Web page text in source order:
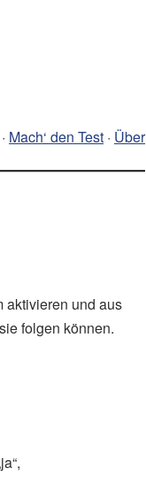
· Mach‘ den Test · Über
aktivieren und aus
folgen können.